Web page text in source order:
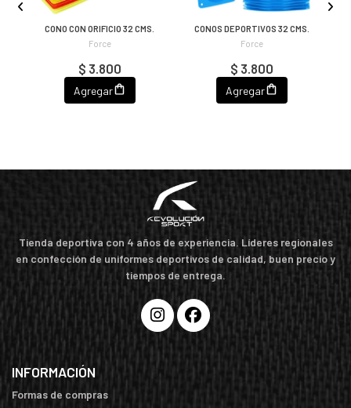
CONO CON ORIFICIO 32 CMS.
Force
$ 3.800
Agregar
CONOS DEPORTIVOS 32 CMS.
Force
$ 3.800
Agregar
Tienda deportiva con 4 años de experiencia. Líderes regionales
en confección de uniformes deportivos de calidad, buen precio y
tiempos de entrega.
INFORMACIÓN
Formas de compras